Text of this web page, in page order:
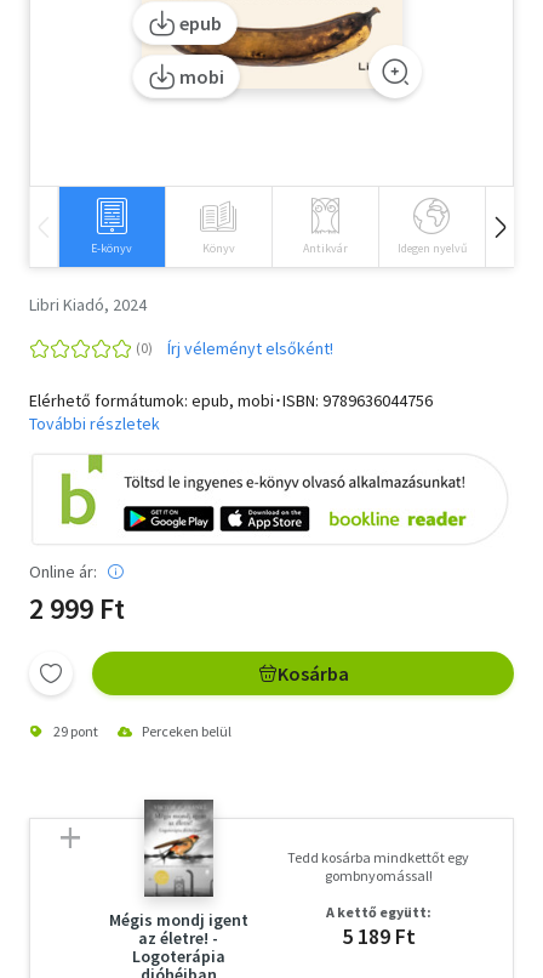
Társadalomtudomány
Természettudomány
Vallás
epub
mobi
E-könyv Könyv Antikvár Idegen nyelvű
Libri Kiadó, 2024
Írj véleményt elsőként!
Elérhető formátumok: epub, mobi･ISBN: 9789636044756
További részletek
Online ár:
2 999 Ft
Kosárba
29 pont Perceken belül
Mégis mondj igent
az életre! -
Logoterápia
Tedd kosárba mindkettőt egy
gombnyomással!
A kettő együtt:
5 189 Ft